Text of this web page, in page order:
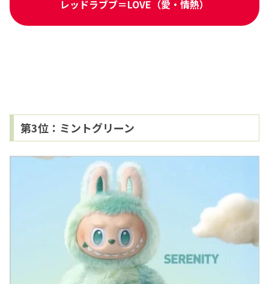
レッドラブブ＝LOVE（愛・情熱）
第3位：ミントグリーン